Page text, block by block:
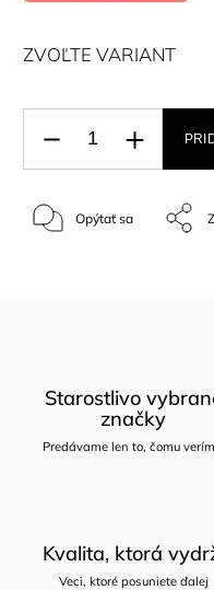
ZVOĽTE VARIANT
Opýtať sa
Starostlivo
značky
Predávame len to, čomu
Kvalita, ktorá
Veci, ktoré posuniete ďalej